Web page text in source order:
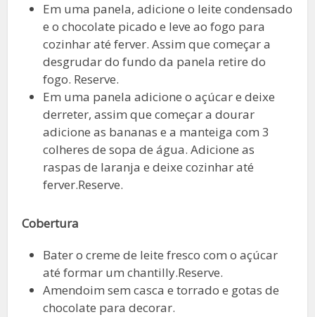
Em uma panela, adicione o leite condensado
e o chocolate picado e leve ao fogo para
cozinhar até ferver. Assim que começar a
desgrudar do fundo da panela retire do
fogo. Reserve.
Em uma panela adicione o açúcar e deixe
derreter, assim que começar a dourar
adicione as bananas e a manteiga com 3
colheres de sopa de água. Adicione as
raspas de laranja e deixe cozinhar até
ferver.Reserve.
Cobertura
Bater o creme de leite fresco com o açúcar
até formar um chantilly.Reserve.
Amendoim sem casca e torrado e gotas de
chocolate para decorar.